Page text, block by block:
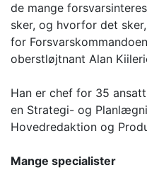
de mange
sker, og hvorfor det
for
oberstløjtnant Alan
Han er chef for 35
en Strategi- og
Hovedredaktion og
Mange specialister